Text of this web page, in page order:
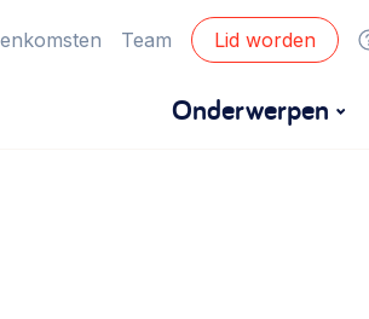
Team Lid worden
Onderwerpen